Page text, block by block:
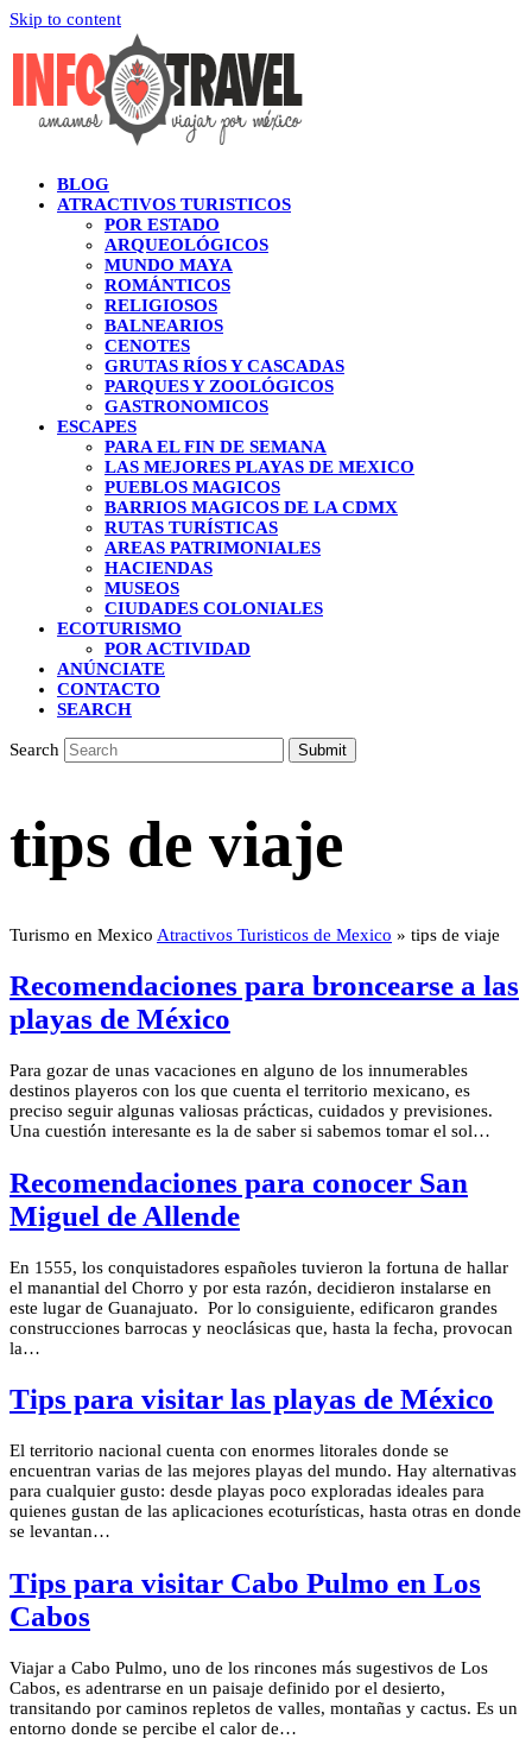
Skip to content
BLOG
ATRACTIVOS TURISTICOS
POR ESTADO
ARQUEOLÓGICOS
MUNDO MAYA
ROMÁNTICOS
RELIGIOSOS
BALNEARIOS
CENOTES
GRUTAS RÍOS Y CASCADAS
PARQUES Y ZOOLÓGICOS
GASTRONOMICOS
ESCAPES
PARA EL FIN DE SEMANA
LAS MEJORES PLAYAS DE MEXICO
PUEBLOS MAGICOS
BARRIOS MAGICOS DE LA CDMX
RUTAS TURÍSTICAS
AREAS PATRIMONIALES
HACIENDAS
MUSEOS
CIUDADES COLONIALES
ECOTURISMO
POR ACTIVIDAD
ANÚNCIATE
CONTACTO
SEARCH
Search Submit
tips de viaje
Turismo en Mexico Atractivos Turisticos de Mexico » tips de viaje
Recomendaciones para broncearse a las
playas de México
Para gozar de unas vacaciones en alguno de los innumerables
destinos playeros con los que cuenta el territorio mexicano, es
preciso seguir algunas valiosas prácticas, cuidados y previsiones.
Una cuestión interesante es la de saber si sabemos tomar el sol…
Recomendaciones para conocer San
Miguel de Allende
En 1555, los conquistadores españoles tuvieron la fortuna de hallar
el manantial del Chorro y por esta razón, decidieron instalarse en
este lugar de Guanajuato. Por lo consiguiente, edificaron grandes
construcciones barrocas y neoclásicas que, hasta la fecha, provocan
la…
Tips para visitar las playas de México
El territorio nacional cuenta con enormes litorales donde se
encuentran varias de las mejores playas del mundo. Hay alternativas
para cualquier gusto: desde playas poco exploradas ideales para
quienes gustan de las aplicaciones ecoturísticas, hasta otras en donde
se levantan…
Tips para visitar Cabo Pulmo en Los
Cabos
Viajar a Cabo Pulmo, uno de los rincones más sugestivos de Los
Cabos, es adentrarse en un paisaje definido por el desierto,
transitando por caminos repletos de valles, montañas y cactus. Es un
entorno donde se percibe el calor de…